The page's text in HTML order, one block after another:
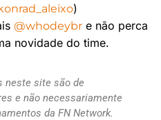
)
@whodeybr e não perca
novidade do time.
neste site são de
e não necessariamente
da FN Network.